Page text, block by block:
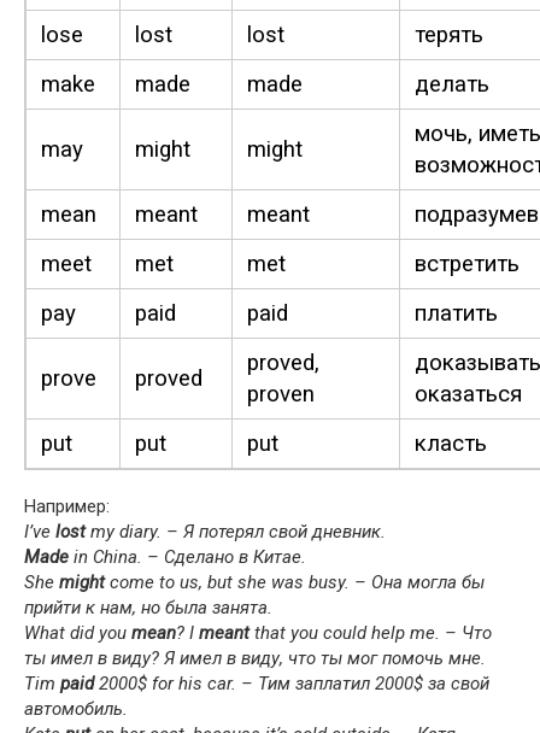
lose lost lost
терять
make
made made делать
may might might
мочь, иметь
mean
meant meant
meet
met met
встретить
pay
paid paid платить
prove proved
proved,
proven
оказаться
put
put put класть
Например:
I’ve lostmy diary. – Я потерял свой дневник.
Made in Chi­na. – Сделано в Китае.
She mightcome to us, but she was busy. – Она могла бы
прийти к нам, но была занята.
What did you mean? I meantthat you could help me. – Что
ты имел в виду? Я имел в виду, что ты мог помочь мне.
Tim paid2000$ for his car. – Тим заплатил 2000$ за свой
автомобиль.